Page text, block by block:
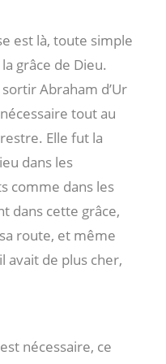
est là, toute simple
grâce de Dieu.
Abraham d’Ur
tout au
Elle fut la
dans les
comme dans les
dans cette grâce,
route, et même
avait de plus cher,
nécessaire, ce